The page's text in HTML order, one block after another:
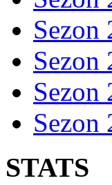
Sezon
Sezon
Sezon
Sezon
STATS